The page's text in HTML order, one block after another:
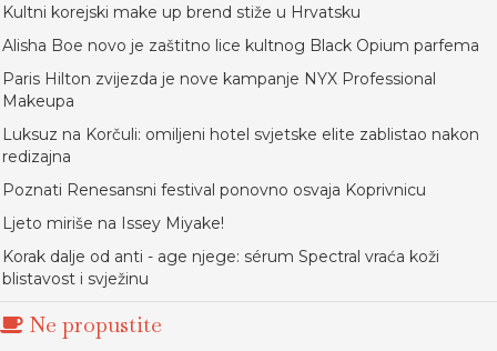
Kultni korejski make up brend stiže u Hrvatsku
Alisha Boe novo je zaštitno lice kultnog Black Opium parfema
Paris Hilton zvijezda je nove kampanje NYX Professional
Makeupa
Luksuz na Korčuli: omiljeni hotel svjetske elite zablistao nakon
redizajna
Poznati Renesansni festival ponovno osvaja Koprivnicu
Ljeto miriše na Issey Miyake!
Korak dalje od anti - age njege: sérum Spectral vraća koži
blistavost i svježinu
Ne propustite